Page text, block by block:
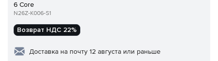
6 Core
N26Z-K006-S1
Возврат НДС 22%
Доставка на почту 12 августа или раньше